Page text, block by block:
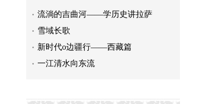
流淌的吉曲河——学历史讲拉萨
雪域长歌
新时代o边疆行——西藏篇
一江清水向东流
加强地方政权建设 发展全过程人民民
轮区域核酸检测
山西省新增本地新冠肺炎确诊病例1例